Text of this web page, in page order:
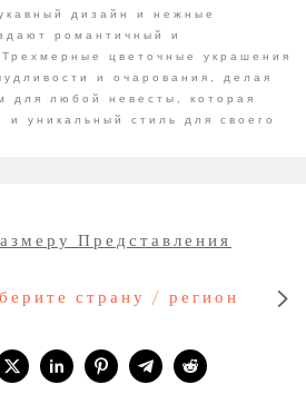
дизайн и нежные
романтичный и
цветочные украшения
и очарования, делая
для любой невесты, которая
уникальный стиль для своего
страну / регион
Представления